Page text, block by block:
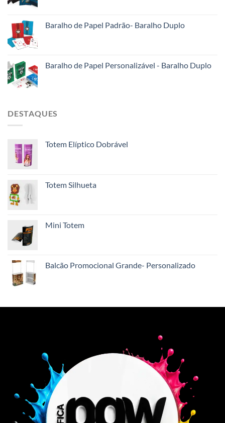
Baralho de Papel Padrão- Baralho Duplo
Baralho de Papel Personalizável - Baralho Duplo
DESTAQUES
Totem Elíptico Dobrável
Totem Silhueta
Mini Totem
Balcão Promocional Grande- Personalizado